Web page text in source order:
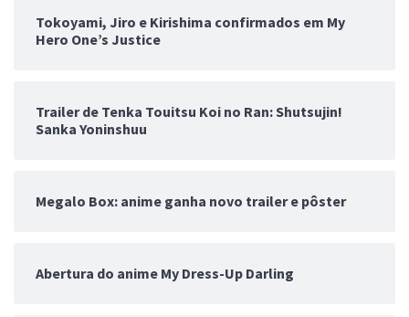
Tokoyami, Jiro e Kirishima confirmados em My
Hero One’s Justice
Trailer de Tenka Touitsu Koi no Ran: Shutsujin!
Sanka Yoninshuu
Megalo Box: anime ganha novo trailer e pôster
Abertura do anime My Dress-Up Darling